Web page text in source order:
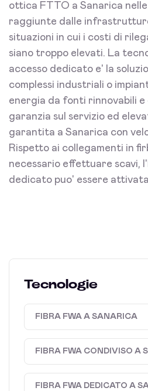
ottica FTTO a Sanarica
raggiunte dalle
situazioni in cui i costi di
siano troppo elevati. La
accesso dedicato e' la
complessi industriali o
energia da fonti rinnovabili
garanzia sul servizio ed
garantita a Sanarica con
Rispetto ai collegamenti in
necessario effettuare scavi,
dedicato puo' essere
Tecnologie
FIBRA FWA A SANARICA
FIBRA FWA CONDIVISO A
FIBRA FWA DEDICATO A